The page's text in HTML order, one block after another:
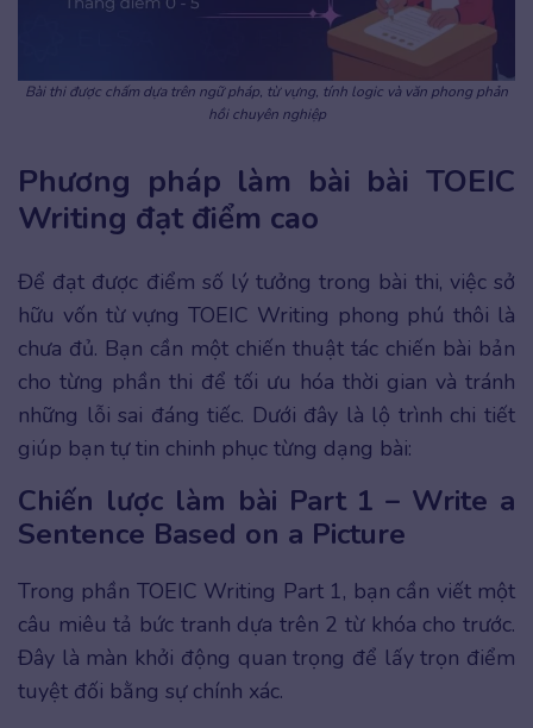
Bài thi được chấm dựa trên ngữ pháp, từ vựng, tính logic và văn phong phản
hồi chuyên nghiệp
Phương pháp làm bài bài TOEIC
Writing đạt điểm cao
Để đạt được điểm số lý tưởng trong bài thi, việc sở
hữu vốn từ vựng TOEIC Writing phong phú thôi là
chưa đủ. Bạn cần một chiến thuật tác chiến bài bản
cho từng phần thi để tối ưu hóa thời gian và tránh
những lỗi sai đáng tiếc. Dưới đây là lộ trình chi tiết
giúp bạn tự tin chinh phục từng dạng bài:
Chiến lược làm bài Part 1 – Write a
Sentence Based on a Picture
Trong phần TOEIC Writing Part 1, bạn cần viết một
câu miêu tả bức tranh dựa trên 2 từ khóa cho trước.
Đây là màn khởi động quan trọng để lấy trọn điểm
tuyệt đối bằng sự chính xác.